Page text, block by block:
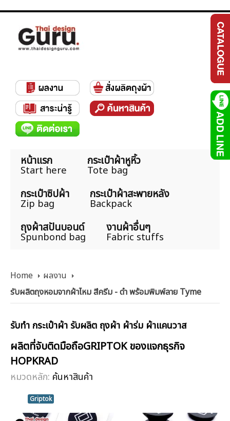
หน้าแรก
Start here
กระเป๋าผ้าหูหิ้ว
Tote bag
กระเป๋าซิปผ้า
Zip bag
กระเป๋าผ้าสะพายหลัง
Backpack
ถุงผ้าสปันบอนด์
Spunbond bag
งานผ้าอื่นๆ
Fabric stuffs
Home
ผลงาน
รับผลิตถุงหอมจากผ้าไหม สีครีม - ดำ พร้อมพิมพ์ลาย Tyme
รับทำ กระเป๋าผ้า รับผลิต ถุงผ้า ผ้าร่ม ผ้าแคนวาส
ผลิตที่จับติดมือถือGRIPTOK ของแจกธุรกิจ
HOPKRAD
หมวดหลัก: ค้นหาสินค้า
Griptok